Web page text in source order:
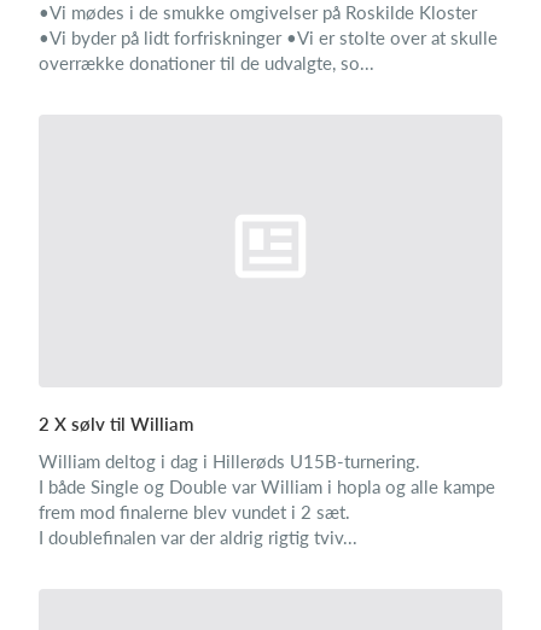
•Vi mødes i de smukke omgivelser på Roskilde Kloster
•Vi byder på lidt forfriskninger •Vi er stolte over at skulle
overrække donationer til de udvalgte, so...
2 X sølv til William
William deltog i dag i Hillerøds U15B-turnering.
I både Single og Double var William i hopla og alle kampe
frem mod finalerne blev vundet i 2 sæt.
I doublefinalen var der aldrig rigtig tviv...